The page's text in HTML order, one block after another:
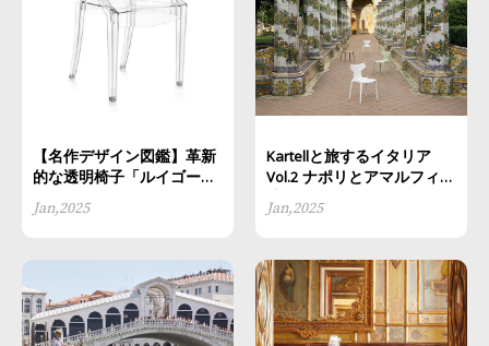
【名作デザイン図鑑】革新
的な透明椅子「ルイゴース
ト」
Jan,2025
Kartellと旅するイタリア
Vol.2 ナポリとアマルフィ魅
惑の絶景へ
Jan,2025